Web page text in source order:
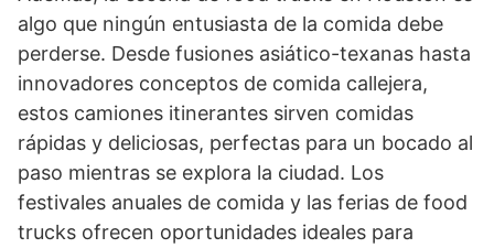
algo que ningún entusiasta de la comida debe
perderse. Desde fusiones asiático-texanas hasta
innovadores conceptos de comida callejera,
estos camiones itinerantes sirven comidas
rápidas y deliciosas, perfectas para un bocado al
paso mientras se explora la ciudad. Los
festivales anuales de comida y las ferias de food
trucks ofrecen oportunidades ideales para